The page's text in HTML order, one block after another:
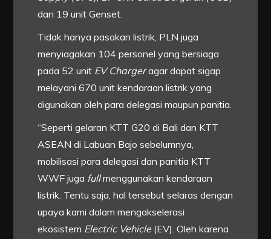
dan 19 unit Genset.
Tidak hanya pasokan listrik, PLN juga
menyiagakan 104 personel yang bersiaga
pada 52 unit EV Chargeragar dapat sigap
melayani 670 unit kendaraan listrik yang
digunakan oleh para delegasi maupun panitia.
“Seperti gelaran KTT G20 di Bali dan KTT
ASEAN di Labuan Bajo sebelumnya,
mobilisasi para delegasi dan panitia KTT
WWF juga fullmenggunakan kendaraan
listrik. Tentu saja, hal tersebut selaras dengan
upaya kami dalam mengakselerasi
ekosistem Electric Vehicle(EV). Oleh karena